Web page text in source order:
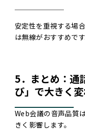
安定性を重視する場
は無線がおすすめです
5．まとめ：通
び」で大きく
Web会議の音声品質
きく影響します。